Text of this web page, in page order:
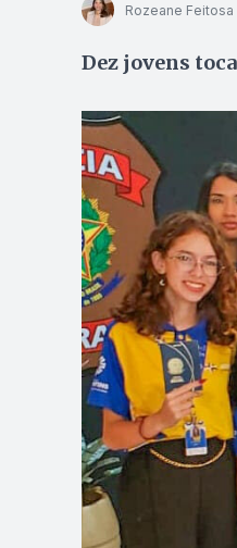
Rozeane Feitosa
Dez jovens